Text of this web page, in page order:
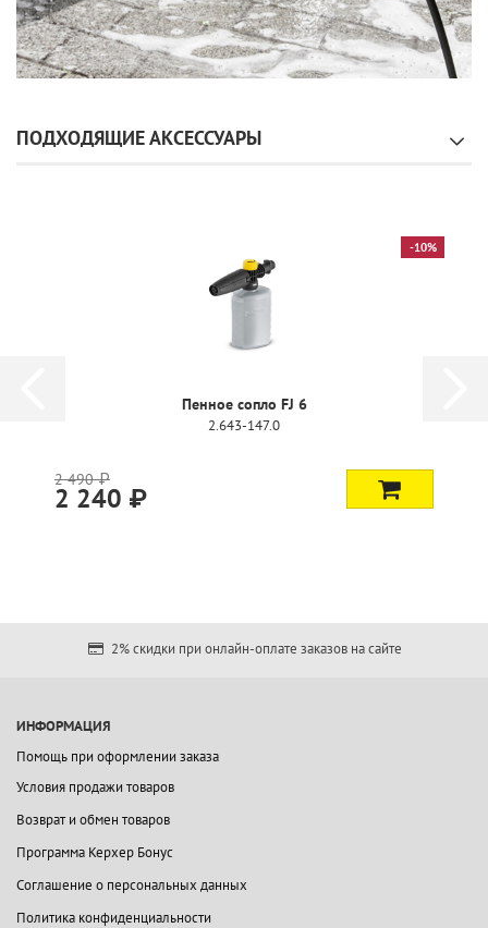
ПОДХОДЯЩИЕ АКСЕССУАРЫ
-10%
Пенное сопло FJ 6
2.643-147.0
2 490 ₽
2 240 ₽
2% скидки при онлайн-оплате заказов на сайте
ИНФОРМАЦИЯ
Помощь при оформлении заказа
Условия продажи товаров
Возврат и обмен товаров
Программа Керхер Бонус
Соглашение о персональных данных
Политика конфиденциальности